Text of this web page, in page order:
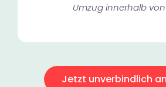
Umzug innerhalb
Jetzt unverbindlich